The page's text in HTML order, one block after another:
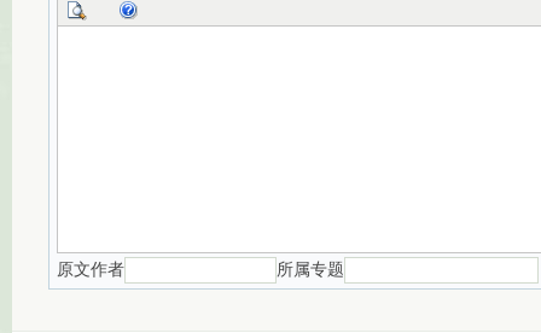
原文作者 所属专题